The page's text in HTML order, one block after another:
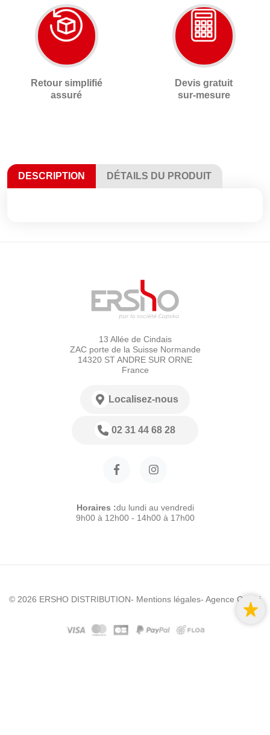
Retour simplifié
assuré
Devis gratuit
sur-mesure
DESCRIPTION DÉTAILS DU PRODUIT
13 Allée de Cindais
ZAC porte de la Suisse Normande
14320 ST ANDRE SUR ORNE
France
Localisez-nous
02 31 44 68 28
Horaires :du lundi au vendredi
9h00 à 12h00 - 14h00 à 17h00
© 2026 ERSHO DISTRIBUTION- Mentions légales- Agence Colibri